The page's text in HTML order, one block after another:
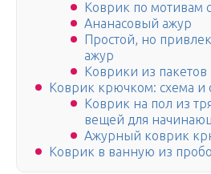
Коврик по мотивам
Ананасовый ажур
Простой, но
ажур
Коврики из пакетов
Коврик крючком: схема и
Коврик на пол из
вещей для
Ажурный коврик
Коврик в ванную из